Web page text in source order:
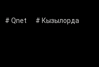
# Qnet
# Кызылорда